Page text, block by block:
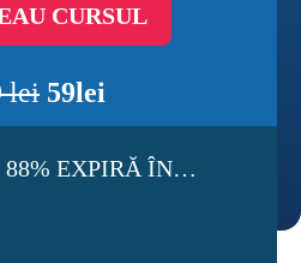
CURSUL
lei 59lei
88% EXPIRĂ ÎN…